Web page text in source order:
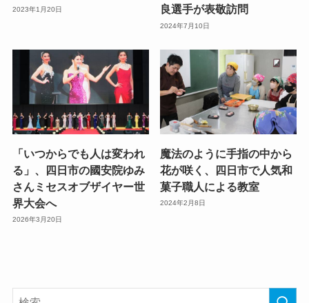
2023年1月20日
良選手が表敬訪問
2024年7月10日
「いつからでも人は変われ
る」、四日市の國安院ゆみ
さんミセスオブザイヤー世
界大会へ
2026年3月20日
魔法のように手指の中から
花が咲く、四日市で人気和
菓子職人による教室
2024年2月8日